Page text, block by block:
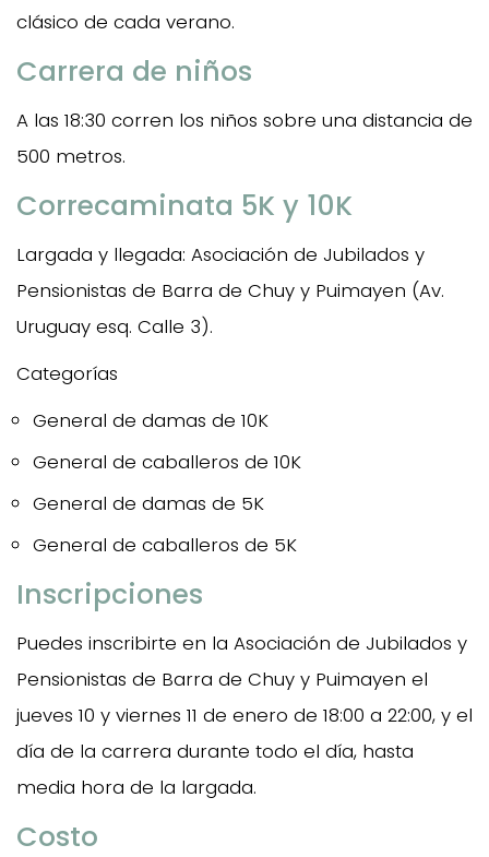
clásico de cada verano.
Carrera de niños
A las 18:30 corren los niños sobre una distancia de
500 metros.
Correcaminata 5K y 10K
Largada y llegada: Asociación de Jubilados y
Pensionistas de Barra de Chuy y Puimayen (Av.
Uruguay esq. Calle 3).
Categorías
General de damas de 10K
General de caballeros de 10K
General de damas de 5K
General de caballeros de 5K
Inscripciones
Puedes inscribirte en la Asociación de Jubilados y
Pensionistas de Barra de Chuy y Puimayen el
jueves 10 y viernes 11 de enero de 18:00 a 22:00, y el
día de la carrera durante todo el día, hasta
media hora de la largada.
Costo